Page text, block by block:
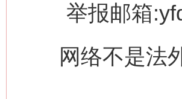
举报邮箱
网络不是法外